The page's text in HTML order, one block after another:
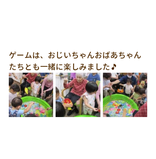
ゲームは、おじいちゃんおばあちゃん
たちとも一緒に楽しみました🎵